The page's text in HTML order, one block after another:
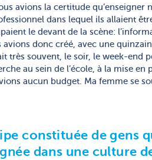
avions la certitude qu’enseigner
dans lequel ils allaient
le devant de la scène:
donc créé, avec une
très souvent, le soir, le week-end
au sein de l’école, à la mise en
aucun budget. Ma femme se
constituée de gens
dans une culture